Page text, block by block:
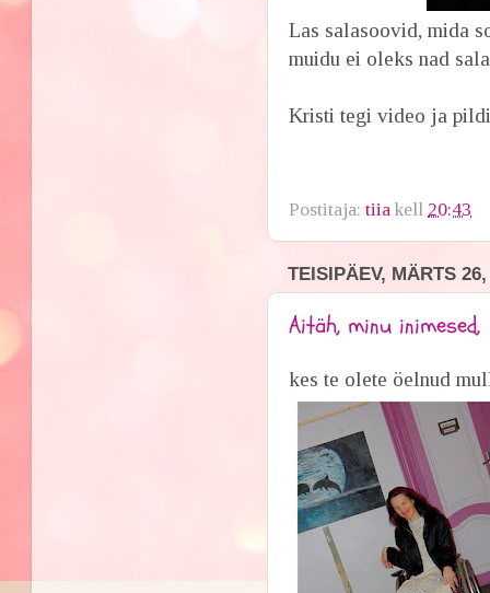
Las salasoovid, mida
muidu ei oleks nad
Kristi tegi video ja
Postitaja:tiia kell 20:43
TEISIPÄEV, MÄRTS
Aitäh, minu inimesed,
kes te olete öelnud